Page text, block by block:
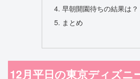
早朝開園待ちの結果は？
まとめ
12月平日の東京ディズニ